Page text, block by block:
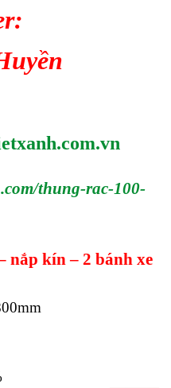
thung-rac-100-
nắp kín – 2 bánh xe